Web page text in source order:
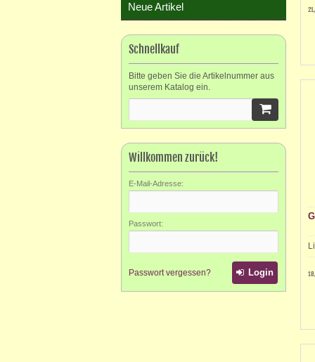
Neue Artikel
Schnellkauf
Bitte geben Sie die Artikelnummer aus
unserem Katalog ein.
Willkommen zurück!
E-Mail-Adresse:
Passwort:
Passwort vergessen? Login